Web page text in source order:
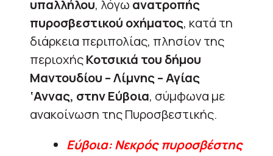
υπαλλήλου, λόγω ανατροπής
πυροσβεστικού οχήματος, κατά τη
διάρκεια περιπολίας, πλησίον της
περιοχήςΚοτσικιά του δήμου
Μαντουδίου – Λίμνης – Αγίας
‘Αννας, στην Εύβοια, σύμφωνα με
ανακοίνωση της Πυροσβεστικής.
Εύβοια: Νεκρός πυροσβέστης